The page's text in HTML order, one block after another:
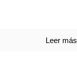
Leer más